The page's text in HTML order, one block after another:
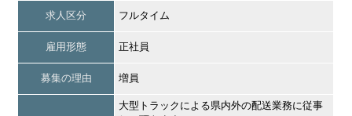
求人区分 フルタイム
雇用形態 正社員
募集の理由 増員
大型トラックによる県内外の配送業務に従事